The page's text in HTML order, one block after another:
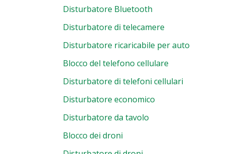
Disturbatore Bluetooth
Disturbatore di telecamere
Disturbatore ricaricabile per auto
Blocco del telefono cellulare
Disturbatore di telefoni cellulari
Disturbatore economico
Disturbatore da tavolo
Blocco dei droni